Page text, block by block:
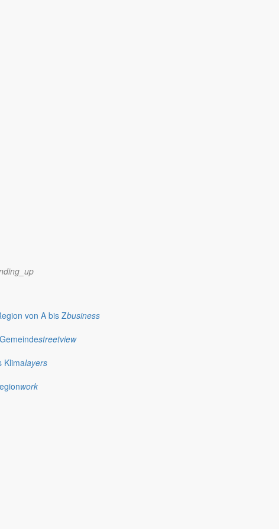
von A bis Zbusiness
streetview
Klimalayers
work